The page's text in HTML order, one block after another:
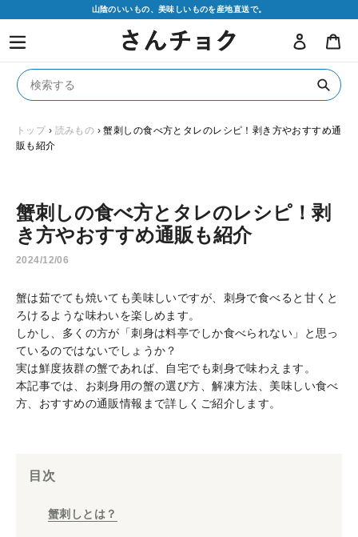
テ
山陰のいいもの、美味しいものを産地直送で。
ログイン
送
信
トップ › 読みもの › 蟹刺しの食べ方とタレのレシピ！剥き方やおすすめ通
販も紹介
蟹刺しの食べ方とタレのレシピ！剥
き方やおすすめ通販も紹介
2024/12/06
蟹は茹でても焼いても美味しいですが、刺身で食べると甘くと
ろけるような味わいを楽しめます。
しかし、多くの方が「刺身は料亭でしか食べられない」と思っ
ているのではないでしょうか？
実は鮮度抜群の蟹であれば、自宅でも刺身で味わえます。
本記事では、お刺身用の蟹の選び方、解凍方法、美味しい食べ
方、おすすめの通販情報まで詳しくご紹介します。
目次
蟹刺しとは？